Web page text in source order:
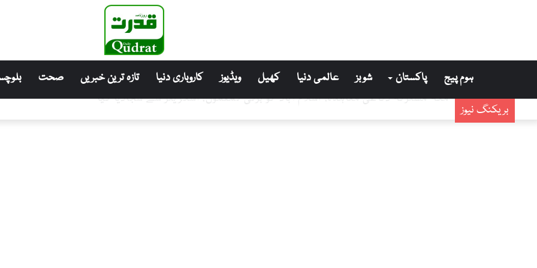
ہوم پیج پاکستان شوبز عالمی دنیا کھیل ویڈیوز کاروباری دنیا تازہ ترین خبریں صحت
بریکنگ نیوز